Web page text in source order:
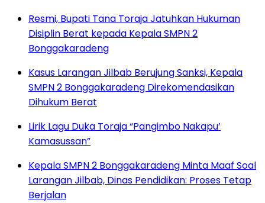
Resmi, Bupati Tana Toraja Jatuhkan Hukuman
Disiplin Berat kepada Kepala SMPN 2
Bonggakaradeng
Kasus Larangan Jilbab Berujung Sanksi, Kepala
SMPN 2 Bonggakaradeng Direkomendasikan
Dihukum Berat
Lirik Lagu Duka Toraja “Pangimbo Nakapu’
Kamasussan”
Kepala SMPN 2 Bonggakaradeng Minta Maaf Soal
Larangan Jilbab, Dinas Pendidikan: Proses Tetap
Berjalan